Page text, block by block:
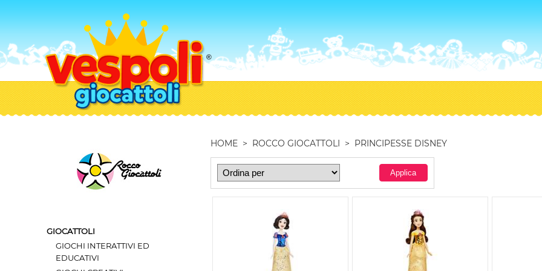
GIOCATTOLI
GIOCHI INTERATTIVI ED
EDUCATIVI
HOME > ROCCO GIOCATTOLI > PRINCIPESSE DISNEY